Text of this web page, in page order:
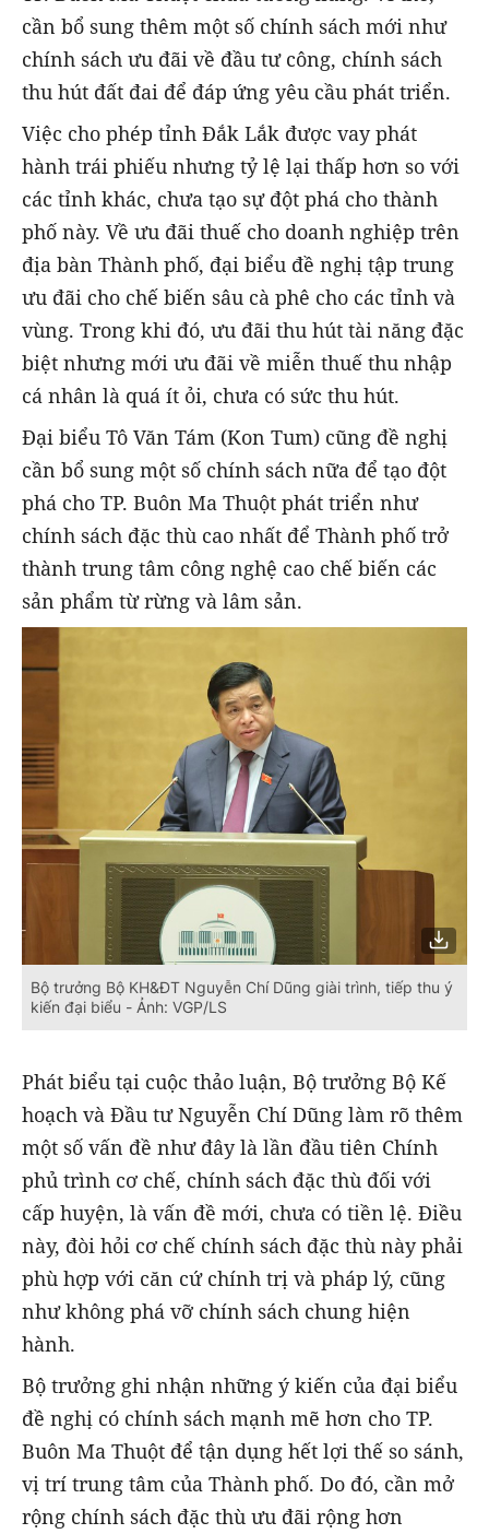
cần bổ sung thêm một số chính sách mới như
chính sách ưu đãi về đầu tư công, chính sách
thu hút đất đai để đáp ứng yêu cầu phát triển.
Việc cho phép tỉnh Đắk Lắk được vay phát
hành trái phiếu nhưng tỷ lệ lại thấp hơn so với
các tỉnh khác, chưa tạo sự đột phá cho thành
phố này. Về ưu đãi thuế cho doanh nghiệp trên
địa bàn Thành phố, đại biểu đề nghị tập trung
ưu đãi cho chế biến sâu cà phê cho các tỉnh và
vùng. Trong khi đó, ưu đãi thu hút tài năng đặc
biệt nhưng mới ưu đãi về miễn thuế thu nhập
cá nhân là quá ít ỏi, chưa có sức thu hút.
Đại biểu Tô Văn Tám (Kon Tum) cũng đề nghị
cần bổ sung một số chính sách nữa để tạo đột
phá cho TP. Buôn Ma Thuột phát triển như
chính sách đặc thù cao nhất để Thành phố trở
thành trung tâm công nghệ cao chế biến các
sản phẩm từ rừng và lâm sản.
Bộ trưởng Bộ KH&ĐT Nguyễn Chí Dũng giài trình, tiếp thu ý
kiến đại biểu - Ảnh: VGP/LS
Phát biểu tại cuộc thảo luận, Bộ trưởng Bộ Kế
hoạch và Đầu tư Nguyễn Chí Dũng làm rõ thêm
một số vấn đề như đây là lần đầu tiên Chính
phủ trình cơ chế, chính sách đặc thù đối với
cấp huyện, là vấn đề mới, chưa có tiền lệ. Điều
này, đòi hỏi cơ chế chính sách đặc thù này phải
phù hợp với căn cứ chính trị và pháp lý, cũng
như không phá vỡ chính sách chung hiện
hành.
Bộ trưởng ghi nhận những ý kiến của đại biểu
đề nghị có chính sách mạnh mẽ hơn cho TP.
Buôn Ma Thuột để tận dụng hết lợi thế so sánh,
vị trí trung tâm của Thành phố. Do đó, cần mở
rộng chính sách đặc thù ưu đãi rộng hơn